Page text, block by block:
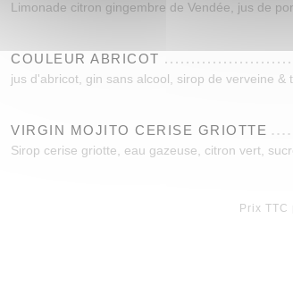
Limonade citron gingembre de Vendée, jus de
COULEUR ABRICOT
jus d'abricot, gin sans alcool, sirop de verveine &
VIRGIN MOJITO CERISE GRIOTTE
Sirop cerise griotte, eau gazeuse, citron vert,
Prix